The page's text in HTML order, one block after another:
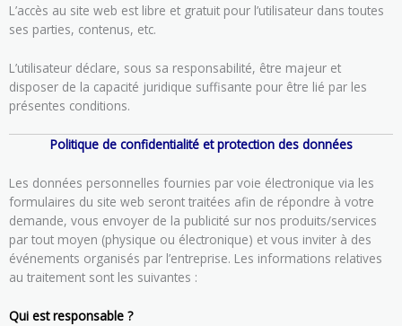
L’accès au site web est libre et gratuit pour l’utilisateur dans toutes
ses parties, contenus, etc.
L’utilisateur déclare, sous sa responsabilité, être majeur et
disposer de la capacité juridique suffisante pour être lié par les
présentes conditions.
Politique de confidentialité et protection des données
Les données personnelles fournies par voie électronique via les
formulaires du site web seront traitées afin de répondre à votre
demande, vous envoyer de la publicité sur nos produits/services
par tout moyen (physique ou électronique) et vous inviter à des
événements organisés par l’entreprise. Les informations relatives
au traitement sont les suivantes :
Qui est responsable ?